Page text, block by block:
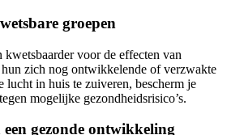
groepen
voor de effecten van
zich nog ontwikkelende of verzwakte
lucht in huis te zuiveren, bescherm je
mogelijke gezondheidsrisico’s.
gezonde ontwikkeling